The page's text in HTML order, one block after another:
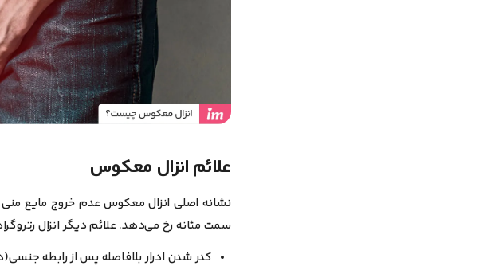
علائم انزال معکوس
نشانه اصلی انزال معکوس عدم خروج مایع
سمت مثانه رخ می‌دهد. علائم دیگر انزال
کدر شدن ادرار بلافاصله پس از رابطه